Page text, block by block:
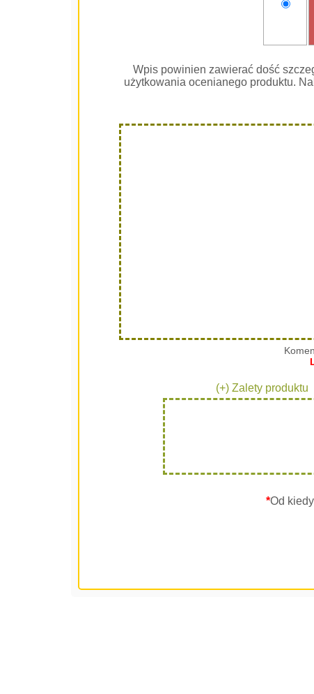
Wpis powinien zawierać dość
użytkowania ocenianego produktu.
(+) Zalety produktu
*Od